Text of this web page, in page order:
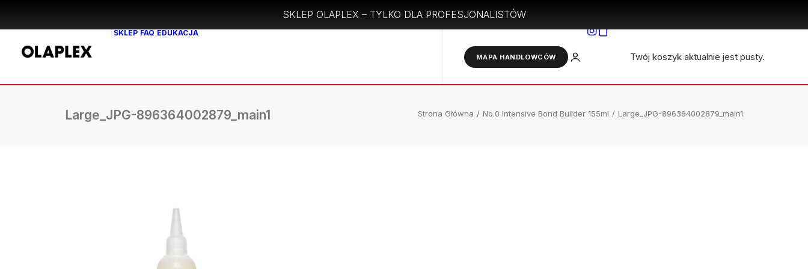
SKLEP OLAPLEX – TYLKO DLA PROFESJONALISTÓW
SKLEP FAQ EDUKACJA
MAPA HANDLOWCÓW Twój koszyk aktualnie jest pusty.
Large_JPG-896364002879_main1 Strona Główna No.0 Intensive Bond Builder 155ml Large_JPG-896364002879_main1